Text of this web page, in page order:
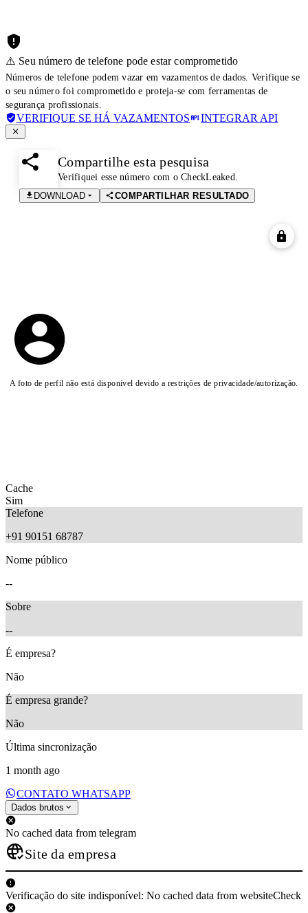
⚠️ Seu número de telefone pode estar comprometido
Números de telefone podem vazar em vazamentos de dados. Verifique se
o seu número foi comprometido e proteja-se com ferramentas de
segurança profissionais.
VERIFIQUE SE HÁ VAZAMENTOS INTEGRAR API
Compartilhe esta pesquisa
Verifiquei esse número com o CheckLeaked.
DOWNLOAD
COMPARTILHAR RESULTADO
A foto de perfil não está disponível devido a restrições de privacidade/autorização.
Cache
Sim
Telefone
+91 90151 68787
Nome público
--
Sobre
--
É empresa?
Não
É empresa grande?
Não
Última sincronização
1 month ago
CONTATO WHATSAPP
Dados brutos
No cached data from telegram
Site da empresa
Verificação do site indisponível: No cached data from websiteCheck